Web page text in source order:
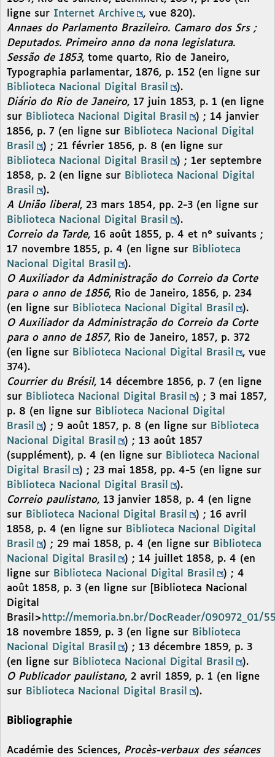
ligne sur Internet Archive
, vue 820).
Annaes do Parlamento Brazileiro. Camaro dos Srs ;
Deputados. Primeiro anno da nona legislatura.
Sessão de 1853, tome quarto, Rio de Janeiro,
Typographia parlamentar, 1876, p. 152 (en ligne sur
Biblioteca Nacional Digital Brasil
).
Diário do Rio de Janeiro, 17 juin 1853, p. 1 (en ligne
sur Biblioteca Nacional Digital Brasil
) ; 14 janvier
1856, p. 7 (en ligne sur Biblioteca Nacional Digital
Brasil
) ; 21 février 1856, p. 8 (en ligne sur
Biblioteca Nacional Digital Brasil
) ; 1er septembre
1858, p. 2 (en ligne sur Biblioteca Nacional Digital
Brasil
).
A União liberal, 23 mars 1854, pp. 2-3 (en ligne sur
Biblioteca Nacional Digital Brasil
).
Correio da Tarde, 16 août 1855, p. 4 et n° suivants ;
17 novembre 1855, p. 4 (en ligne sur Biblioteca
Nacional Digital Brasil
).
O Auxiliador da Administração do Correio da Corte
para o anno de 1856, Rio de Janeiro, 1856, p. 234
(en ligne sur Biblioteca Nacional Digital Brasil
).
O Auxiliador da Administração do Correio da Corte
para o anno de 1857, Rio de Janeiro, 1857, p. 372
(en ligne sur Biblioteca Nacional Digital Brasil
, vue
374).
Courrier du Brésil, 14 décembre 1856, p. 7 (en ligne
sur Biblioteca Nacional Digital Brasil
) ; 3 mai 1857,
p. 8 (en ligne sur Biblioteca Nacional Digital
Brasil
) ; 9 août 1857, p. 8 (en ligne sur Biblioteca
Nacional Digital Brasil
) ; 13 août 1857
(supplément), p. 4 (en ligne sur Biblioteca Nacional
Digital Brasil
) ; 23 mai 1858, pp. 4-5 (en ligne sur
Biblioteca Nacional Digital Brasil
).
Correio paulistano, 13 janvier 1858, p. 4 (en ligne
sur Biblioteca Nacional Digital Brasil
) ; 16 avril
1858, p. 4 (en ligne sur Biblioteca Nacional Digital
Brasil
) ; 29 mai 1858, p. 4 (en ligne sur Biblioteca
Nacional Digital Brasil
) ; 14 juillet 1858, p. 4 (en
ligne sur Biblioteca Nacional Digital Brasil
) ; 4
août 1858, p. 3 (en ligne sur [Biblioteca Nacional
Digital
Brasil> http://memoria.bn.br/DocReader/090972_01/
18 novembre 1859, p. 3 (en ligne sur Biblioteca
Nacional Digital Brasil
) ; 13 décembre 1859, p. 3
(en ligne sur Biblioteca Nacional Digital Brasil
).
O Publicador paulistano, 2 avril 1859, p. 1 (en ligne
sur Biblioteca Nacional Digital Brasil ).
Bibliographie
Académie des Sciences, Procès-verbaux des séances